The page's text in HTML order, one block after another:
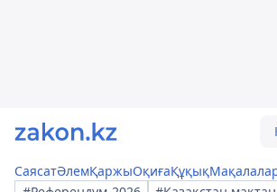
СаясатӘлемҚаржыОқиғаҚұқық